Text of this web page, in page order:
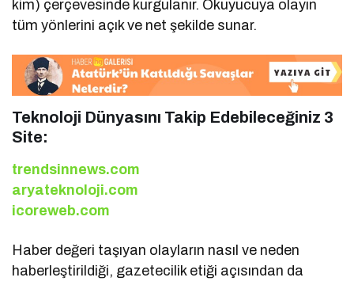
kim) çerçevesinde kurgulanır. Okuyucuya olayın
tüm yönlerini açık ve net şekilde sunar.
Teknoloji Dünyasını Takip Edebileceğiniz 3
Site:
trendsinnews.com
aryateknoloji.com
icoreweb.com
Haber değeri taşıyan olayların nasıl ve neden
haberleştirildiği, gazetecilik etiği açısından da